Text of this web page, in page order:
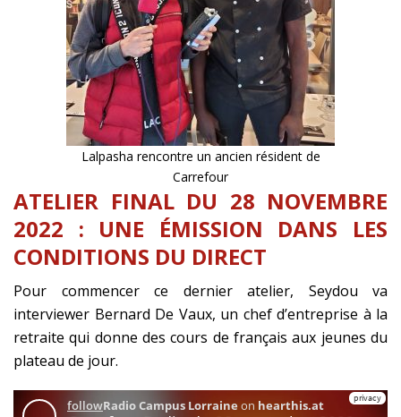
Lalpasha rencontre un ancien résident de
Carrefour
ATELIER FINAL DU 28 NOVEMBRE
2022 : UNE ÉMISSION DANS LES
CONDITIONS DU DIRECT
Pour commencer ce dernier atelier, Seydou va
interviewer Bernard De Vaux, un chef d’entreprise à la
retraite qui donne des cours de français aux jeunes du
plateau de jour.